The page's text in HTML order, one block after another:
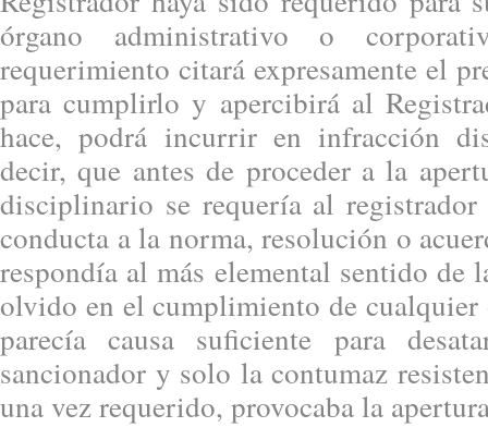
órgano administrativo o
requerimiento citará expresamente el
para cumplirlo y apercibirá al
hace, podrá incurrir en infracción
decir, que antes de proceder a la
disciplinario se requería al registrador
conducta a la norma, resolución o
respondía al más elemental sentido de
olvido en el cumplimiento de
parecía causa suficiente para
sancionador y solo la contumaz
una vez requerido, provocaba la